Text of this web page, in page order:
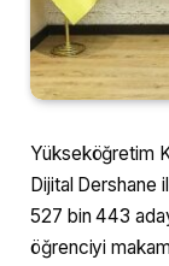
Yükseköğretim
Dijital Dershane
527 bin 443
öğrenciyi